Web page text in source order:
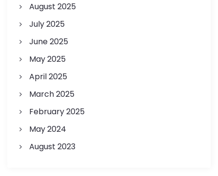
August 2025
July 2025
June 2025
May 2025
April 2025
March 2025
February 2025
May 2024
August 2023